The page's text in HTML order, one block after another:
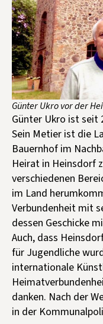
Günter Ukro vor der
Günter Ukro ist seit
Sein Metier ist die
Bauernhof im
Heirat in Heinsdorf
verschiedenen
im Land
Verbundenheit mit
dessen Geschicke
Auch, dass
für Jugendliche
internationale
danken. Nach der
in der